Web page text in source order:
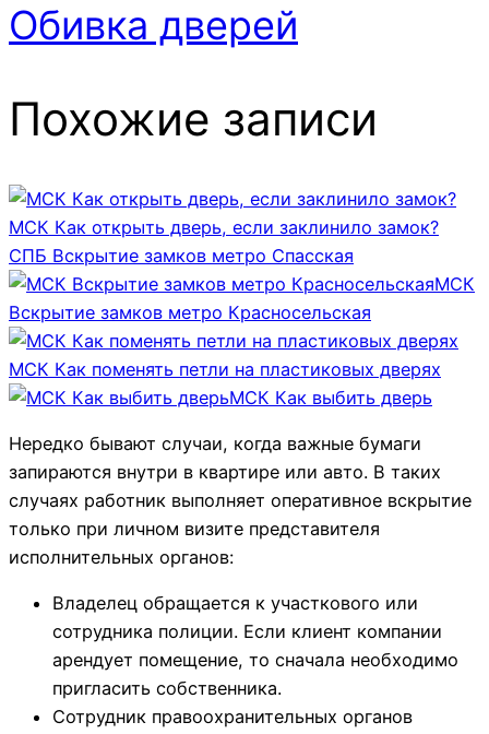
Обивка дверей
Похожие записи
МСК Как открыть дверь, если заклинило замок?
СПБ Вскрытие замков метро Спасская
МСК
Вскрытие замков метро Красносельская
МСК Как поменять петли на пластиковых дверях
МСК Как выбить дверь
Нередко бывают случаи, когда важные бумаги
запираются внутри в квартире или авто. В таких
случаях работник выполняет оперативное вскрытие
только при личном визите представителя
исполнительных органов:
Владелец обращается к участкового или
сотрудника полиции. Если клиент компании
арендует помещение, то сначала необходимо
пригласить собственника.
Сотрудник правоохранительных органов